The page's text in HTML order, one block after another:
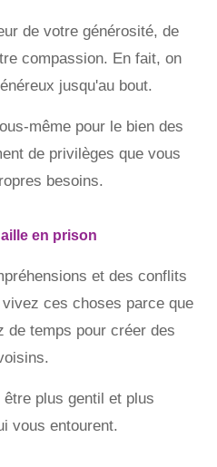
de votre générosité, de
compassion. En fait, on
jusqu'au bout.
même pour le bien des
de privilèges que vous
besoins.
en prison
et des conflits
ces choses parce que
de temps pour créer des
plus gentil et plus
vous entourent.